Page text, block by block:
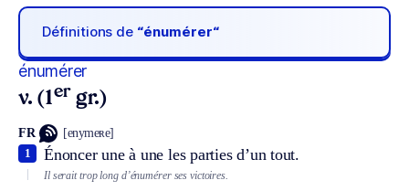
Définitions de “énumérer“
énumérer
v. (1er gr.)
FR [enymeʀe]
Énoncer une à une les parties d’un tout.
1
Il serait trop long d’énumérer ses victoires.